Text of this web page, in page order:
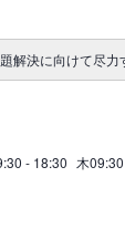
解決に向けて尽力
- 18:30 木